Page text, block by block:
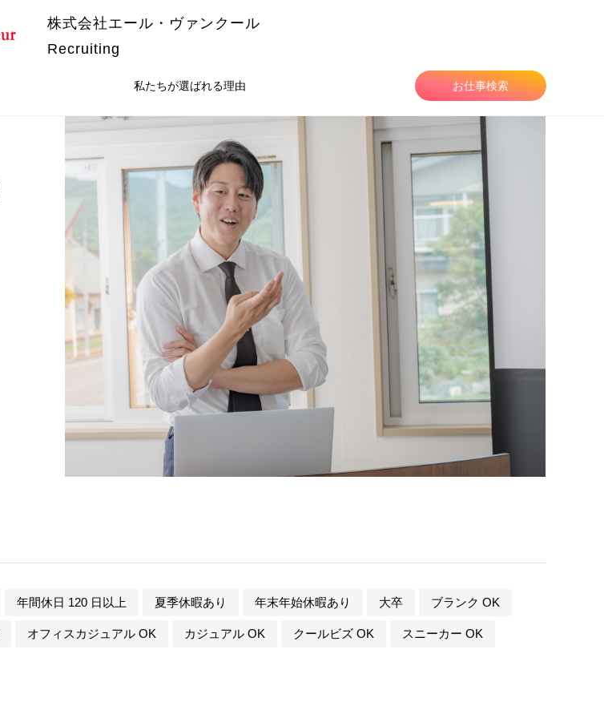
株式会社エール・ヴァンクール
Recruiting
私たちが選ばれる理由 お仕事検索
年間休日 120 日以上 夏季休暇あり 年末年始休暇あり 大卒 ブランク OK
オフィスカジュアル OK カジュアル OK クールビズ OK スニーカー OK